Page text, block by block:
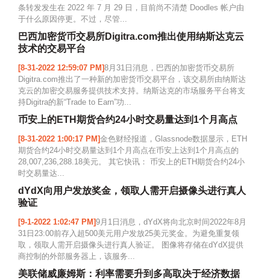
条转发发生在 2022 年 7 月 29 日，目前尚不清楚 Doodles 帐户由
于什么原因停更。不过，尽管...
巴西加密货币交易所Digitra.com推出使用纳斯达克云
技术的交易平台
[8-31-2022 12:59:07 PM]8月31日消息，巴西的加密货币交易所
Digitra.com推出了一种新的加密货币交易平台，该交易所由纳斯达
克云的加密交易服务提供技术支持。纳斯达克的市场服务平台将支
持Digitra的新“Trade to Earn”功...
币安上的ETH期货合约24小时交易量达到1个月高点
[8-31-2022 1:00:17 PM]金色财经报道，Glassnode数据显示，ETH
期货合约24小时交易量达到1个月高点在币安上达到1个月高点的
28,007,236,288.18美元。 其它快讯： 币安上的ETH期货合约24小
时交易量达...
dYdX向用户发放奖金，领取人需开启摄像头进行真人
验证
[9-1-2022 1:02:47 PM]9月1日消息，dYdX将向北京时间2022年8月
31日23:00前存入超500美元用户发放25美元奖金。为避免重复领
取，领取人需开启摄像头进行真人验证。 图像将存储在dYdX提供
商控制的外部服务器上，该服务...
美联储威廉姆斯：利率需要升到多高取决于经济数据